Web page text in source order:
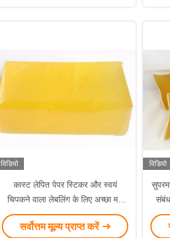
विडियो
कास्ट लेपित पेपर स्टिकर और स्वयं
चिपकने वाला लेबलिंग के लिए अच्छा मरो
काटने पीएसए गोंद
सर्वोत्तम मूल्य प्राप्त करें
विडियो
संबंध